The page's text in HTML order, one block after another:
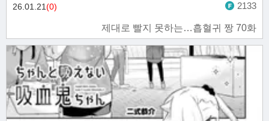
제대로 빨지 못하는…흡혈귀 짱 70화
26.01.21(0) 2133